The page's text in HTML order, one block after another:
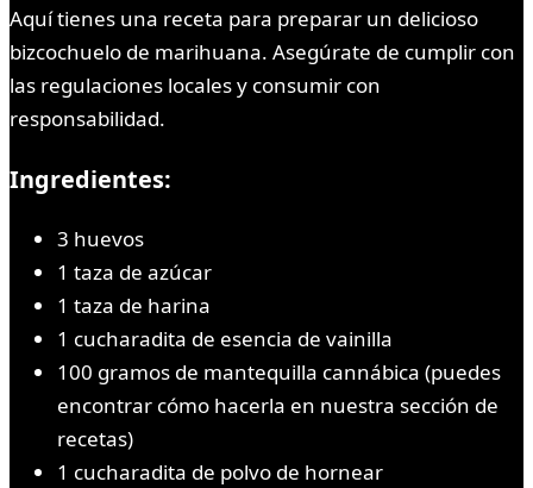
Aquí tienes una receta para preparar un delicioso
bizcochuelo de marihuana. Asegúrate de cumplir con
las regulaciones locales y consumir con
responsabilidad.
Ingredientes:
3 huevos
1 taza de azúcar
1 taza de harina
1 cucharadita de esencia de vainilla
100 gramos de mantequilla cannábica (puedes
encontrar cómo hacerla en nuestra sección de
recetas)
1 cucharadita de polvo de hornear